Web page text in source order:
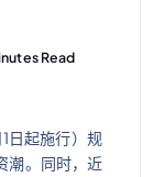
Read
日起施行）规
潮。同时，近